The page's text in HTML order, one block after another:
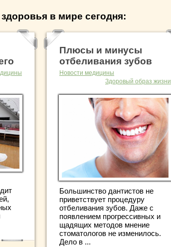
в мире сегодня:
Плюсы и минусы
отбеливания зубов
Новости медицины
Здоровый образ жизни
Большинство дантистов не
приветствует процедуру
отбеливания зубов. Даже с
появлением прогрессивных и
щадящих методов мнение
стоматологов не изменилось.
Дело в ...